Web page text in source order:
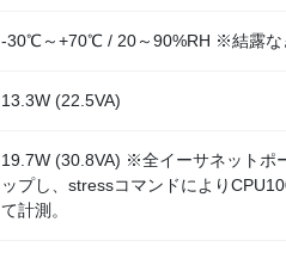
-30℃～+70℃ / 20～90%RH ※結露な
13.3W (22.5VA)
19.7W (30.8VA) ※全イーサネットポ
ップし、stressコマンドにより
て計測。